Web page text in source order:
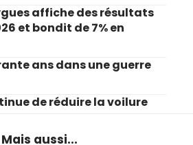
affiche des résultats
et bondit de 7% en
ans dans une guerre
de réduire la voilure
Mais aussi...